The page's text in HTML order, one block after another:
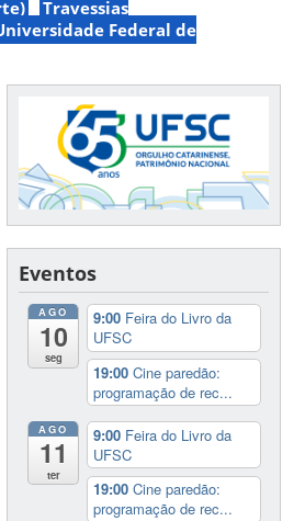
Travessias
Federal de
Eventos
AGO
10
seg
9:00 Feira do Livro da
UFSC
19:00Cine paredão:
programação de rec...
AGO
11
ter
9:00 Feira do Livro da
UFSC
19:00Cine paredão:
programação de rec...